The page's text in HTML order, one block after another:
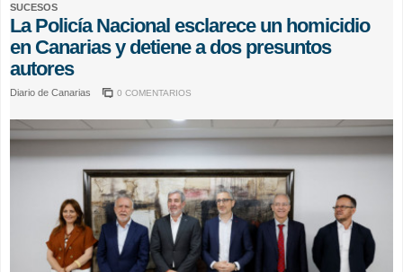
SUCESOS
La Policía Nacional esclarece un homicidio
en Canarias y detiene a dos presuntos
autores
Diario de Canarias 0 COMENTARIOS